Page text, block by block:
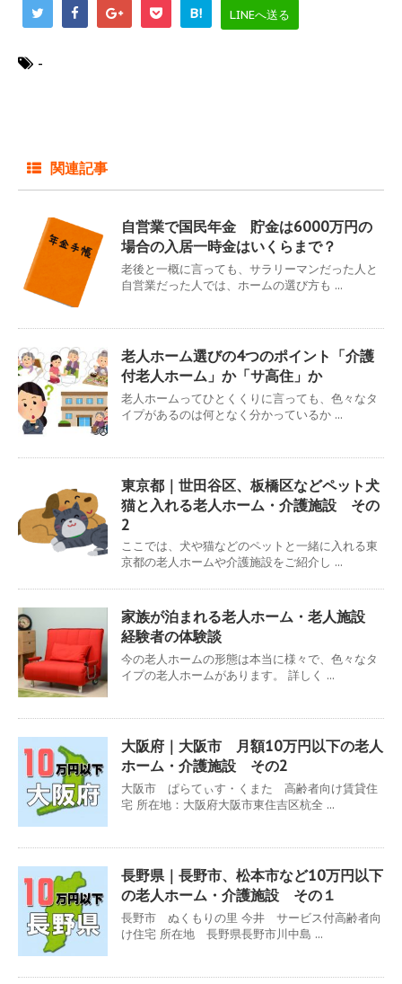
B! LINEへ送る
-
関連記事
自営業で国民年金 貯金は6000万円の
場合の入居一時金はいくらまで？
老後と一概に言っても、サラリーマンだった人と
自営業だった人では、ホームの選び方も ...
老人ホーム選びの4つのポイント「介護
付老人ホーム」か「サ高住」か
老人ホームってひとくくりに言っても、色々なタ
イプがあるのは何となく分かっているか ...
東京都｜世田谷区、板橋区などペット犬
猫と入れる老人ホーム・介護施設 その
2
ここでは、犬や猫などのペットと一緒に入れる東
京都の老人ホームや介護施設をご紹介し ...
家族が泊まれる老人ホーム・老人施設
経験者の体験談
今の老人ホームの形態は本当に様々で、色々なタ
イプの老人ホームがあります。 詳しく ...
大阪府｜大阪市 月額10万円以下の老人
ホーム・介護施設 その2
大阪市 ぱらてぃす・くまた 高齢者向け賃貸住
宅 所在地：大阪府大阪市東住吉区杭全 ...
長野県｜長野市、松本市など10万円以下
の老人ホーム・介護施設 その１
長野市 ぬくもりの里 今井 サービス付高齢者向
け住宅 所在地 長野県長野市川中島 ...